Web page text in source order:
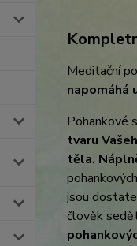
Meditační
napomáhá
Pohankové
tvaru
těla.
jsou
člověk